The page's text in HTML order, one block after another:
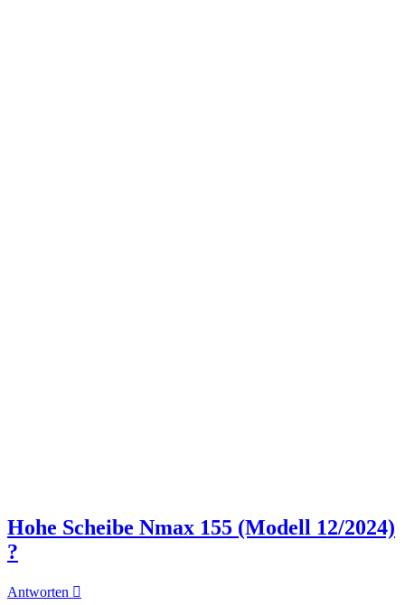
Hohe Scheibe Nmax 155 (Modell 12/2024)
?
Antworten